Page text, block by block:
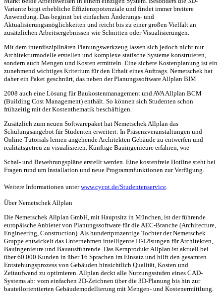
Variante birgt erhebliche Effizienzpotenziale und findet immer breitere
Anwendung. Das beginnt bei einfachen Änderungs- und
Aktualisierungsmöglichkeiten und reicht bis zu einer großen Vielfalt an
zusätzlichen Arbeitsergebnissen wie Schnitten oder Visualisierungen.
Mit dem interdisziplinären Planungswerkzeug lassen sich jedoch nicht nur
Architekturmodelle erstellen und komplexe statische Systeme konstruieren,
sondern auch Mengen und Kosten ermitteln. Eine sichere Kostenplanung ist ein
zunehmend wichtiges Kriterium für den Erhalt eines Auftrags. Nemetschek hat
daher ein Paket geschnürt, das neben der Planungssoftware Allplan BIM
2008 auch eine Lösung für Baukostenmanagement und AVA Allplan BCM
(Building Cost Management) enthält. So können sich Studenten schon
frühzeitig mit der Kostenthematik beschäftigen.
Zusätzlich zum neuen Softwarepaket hat Nemetschek Allplan das
Schulungsangebot für Studenten erweitert: In Präsenzveranstaltungen und
Online-Tutorials lernen angehende Architekten Gebäude zu entwerfen und
realitätsgetreu zu visualisieren. Künftige Bauingenieure erfahren, wie
Schal- und Bewehrungspläne erstellt werden. Eine kostenfreie Hotline steht bei
Fragen rund um Installation und neue Programmfunktionen zur Verfügung.
Weitere Informationen unterwww.cycot.de/Studentenservice
Über Nemetschek Allplan
Die Nemetschek Allplan GmbH, mit Hauptsitz in München, ist der führende
europäische Anbieter von Planungssoftware für die AEC-Branche (Architecture,
Engineering, Construction). Als hundertprozentige Tochter der Nemetschek
Gruppe entwickelt das Unternehmen intelligente IT-Lösungen für Architekten,
Bauingenieure und Bauausführende. Das Kernprodukt Allplan ist aktuell bei
über 60.000 Kunden in über 16 Sprachen im Einsatz und hilft den gesamten
Entstehungsprozess von Gebäuden hinsichtlich Qualität, Kosten und
Zeitaufwand zu optimieren. Allplan deckt alle Nutzungsstufen eines CAD-
Systems ab: vom einfachen 2D-Zeichnen über die 3D-Planung bis hin zur
bauteilorientierten Gebäudemodellierung mit Mengen- und Kostenermittlung.